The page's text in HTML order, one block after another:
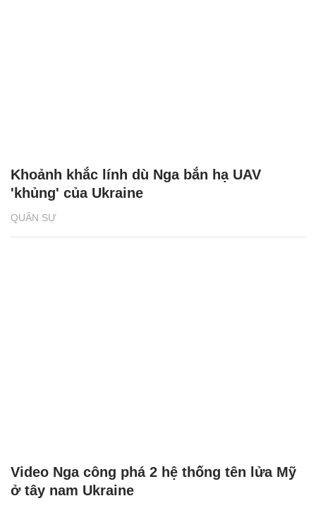
QUÂN SỰ
Khoảnh khắc lính dù Nga bắn hạ UAV
'khủng' của Ukraine
Video Nga công phá 2 hệ thống tên lửa Mỹ
ở tây nam Ukraine